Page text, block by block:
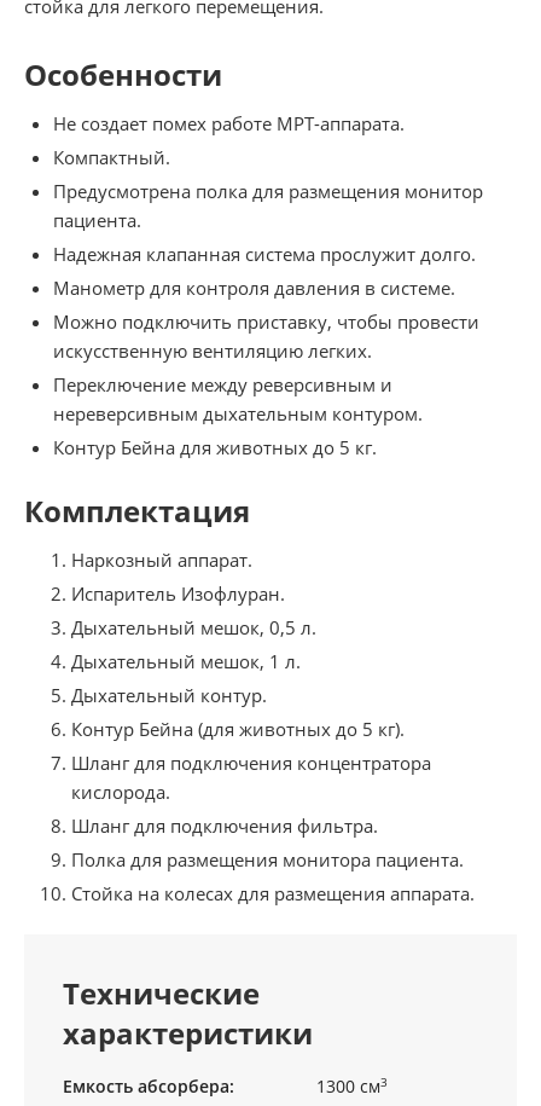
стойка для легкого перемещения.
Особенности
Не создает помех работе МРТ-аппарата.
Компактный.
Предусмотрена полка для размещения монитор
пациента.
Надежная клапанная система прослужит долго.
Манометр для контроля давления в системе.
Можно подключить приставку, чтобы провести
искусственную вентиляцию легких.
Переключение между реверсивным и
нереверсивным дыхательным контуром.
Контур Бейна для животных до 5 кг.
Комплектация
Наркозный аппарат.
Испаритель Изофлуран.
Дыхательный мешок, 0,5 л.
Дыхательный мешок, 1 л.
Дыхательный контур.
Контур Бейна (для животных до 5 кг).
Шланг для подключения концентратора
кислорода.
Шланг для подключения фильтра.
Полка для размещения монитора пациента.
Стойка на колесах для размещения аппарата.
Технические
характеристики
Емкость абсорбера: 1300 см3